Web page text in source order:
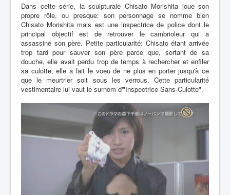
Dans cette série, la sculpturale Chisato Morishita joue son
propre rôle, ou presque: son personnage se nomme bien
Chisato Morishita mais est une inspectrice de police dont le
principal objectif est de retrouver le cambrioleur qui a
assassiné son père. Petite particularité: Chisato étant arrivée
trop tard pour sauver son père parce que, sortant de sa
douche, elle avait perdu trop de temps à rechercher et enfiler
sa culotte, elle a fait le voeu de ne plus en porter jusqu'à ce
que le meurtrier soit sous les verrous. Cette particularité
vestimentaire lui vaut le surnom d'"Inspectrice Sans-Culotte".